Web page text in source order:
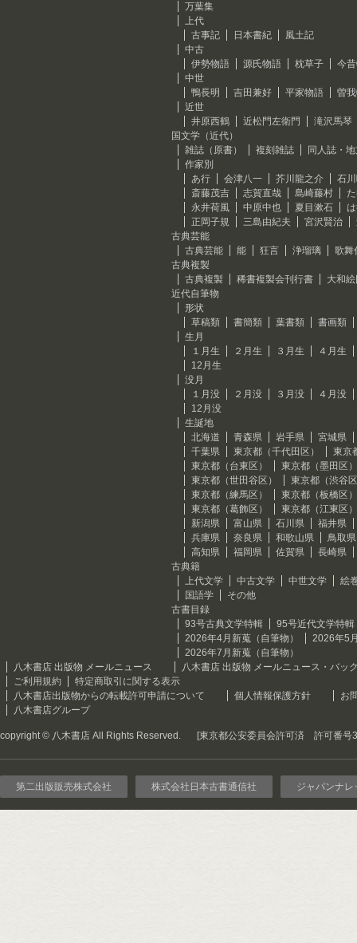
万葉集
上代
古事記
日本書紀
風土記
中古
伊勢物語
源氏物語 枕草子
今
中世
鴨長明
吉田兼好 平家物語
曽
近世
井原西鶴
近松門左衛門
滝沢馬琴
国文学（近代）
雑誌（原書）
複刻雑誌
同人誌・
作家別
あ行
会津八一 芥川龍之介
石
斎藤茂吉
志賀直哉 島崎藤村
永井荷風
中原中也 夏目漱石
正岡子規
三島由紀夫 宮沢賢治
古典芸能
古典芸能
能 狂言 浄瑠璃
歌舞
古典複製
古典複製
稀書複製会刊行書
大和
近代自筆物
形状
草稿類
書簡類 葉書類
書画類
生月
１月生
２月生 ３月生
４月生
12月生
没月
１月没
２月没 ３月没
４月没
12月没
生誕地
北海道
青森県 岩手県
宮城県
千葉県
東京都（千代田区）
東京
東京都（台東区）
東京都（墨田区）
東京都（世田谷区）
東京都（渋谷
東京都（練馬区）
東京都（板橋区）
東京都（葛飾区）
東京都（江東区）
新潟県
富山県 石川県
福井県
兵庫県
奈良県 和歌山県
鳥取県
高知県
福岡県 佐賀県
長崎県
古典籍
上代文学
中古文学 中世文学
絵
国語学
その他
古書目録
93号古典文学特輯
95号近代文学特輯
2026年4月新蒐（自筆物）
2026年5
2026年7月新蒐（自筆物）
八木書店 出版物 メールニュース
八木書店 出版物 メールニュース・バッ
ご利用規約
特定商取引に関する表示
八木書店出版物からの転載許可申請について
個人情報保護方針
お
八木書店グループ
copyright © 八木書店 All Rights Reserved. [東京都公安委員会許可済 許可番号
第二出版販売株式会社 株式会社日本古書通信社 ジャパンナレ